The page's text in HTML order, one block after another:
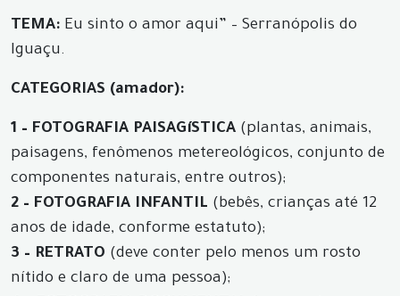
TEMA: Eu sinto o amor aqui” – Serranópolis do
Iguaçu.
CATEGORIAS (amador):
1 – FOTOGRAFIA PAISAGíSTICA (plantas, animais,
paisagens, fenômenos metereológicos, conjunto de
componentes naturais, entre outros);
2 – FOTOGRAFIA INFANTIL (bebês, crianças até 12
anos de idade, conforme estatuto);
3 – RETRATO (deve conter pelo menos um rosto
nítido e claro de uma pessoa);